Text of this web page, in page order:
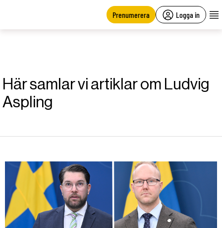
Prenumerera Logga in
Här samlar vi artiklar om Ludvig
Aspling